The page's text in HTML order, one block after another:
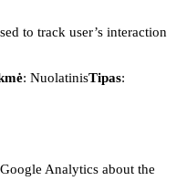
to track user’s interaction
: NuolatinisTipas:
Analytics about the